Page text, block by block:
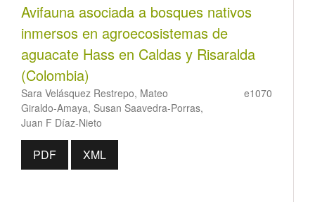
Avifauna asociada a bosques nativos
inmersos en agroecosistemas de
aguacate Hass en Caldas y Risaralda
(Colombia)
Sara Velásquez Restrepo, Mateo
Giraldo-Amaya, Susan Saavedra-Porras,
Juan F Díaz-Nieto
e1070
PDF XML